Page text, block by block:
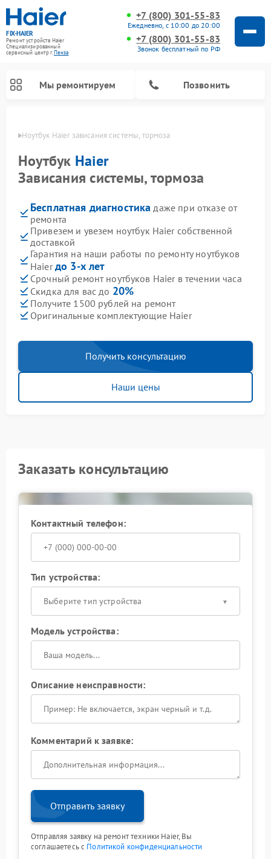
FIX-HAIER
Ремонт устройств Haier
Специализированный
cервисный центр г.Пенза
+7 (800) 301-55-83
Ежедневно, с 10:00 до 20:00
+7 (800) 301-55-83
Звонок бесплатный по РФ
Мы ремонтируем Позвонить
Ноутбук Haier зависания системы, тормоза
Ноутбук Haier
Зависания системы, тормоза
Бесплатная диагностика даже при отказе от
ремонта
Привезем и увезем ноутбук Haier собственной
доставкой
Гарантия на наши работы по ремонту ноутбуков
Haierдо 3-х лет
Срочный ремонт ноутбуков Haier в течении часа
Скидка для вас до 20%
Получите 1500 рублей на ремонт
Оригинальные комплектующие Haier
Получить консультацию
Наши цены
Заказать консультацию
Контактный телефон:
Тип устройства:
Выберите тип устройства
Модель устройства:
Описание неисправности:
Комментарий к заявке:
Отправить заявку
Отправляя заявку на ремонт техники Haier, Вы
соглашаетесь с Политикой конфиденциальности